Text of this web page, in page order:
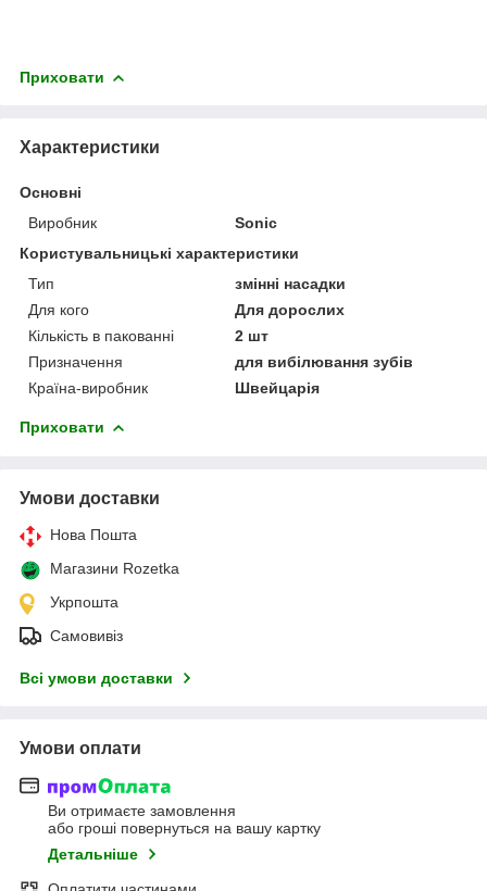
Приховати
Характеристики
Основні
Виробник
Sonic
Користувальницькі характеристики
Тип
змінні насадки
Для кого
Для дорослих
Кількість в пакованні
2 шт
Призначення
для вибілювання зубів
Країна-виробник
Швейцарія
Приховати
Умови доставки
Нова Пошта
Магазини Rozetka
Укрпошта
Самовивіз
Всі умови доставки
Умови оплати
Ви отримаєте замовлення
або гроші повернуться на вашу картку
Детальніше